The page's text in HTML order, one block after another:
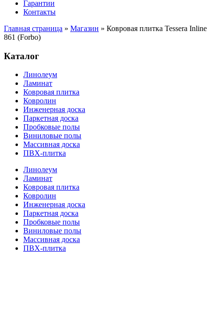
Гарантии
Контакты
Главная страница » Магазин » Ковровая плитка Tessera Inline
861 (Forbo)
Каталог
Линолеум
Ламинат
Ковровая плитка
Ковролин
Инженерная доска
Паркетная доска
Пробковые полы
Виниловые полы
Массивная доска
ПВХ-плитка
Линолеум
Ламинат
Ковровая плитка
Ковролин
Инженерная доска
Паркетная доска
Пробковые полы
Виниловые полы
Массивная доска
ПВХ-плитка